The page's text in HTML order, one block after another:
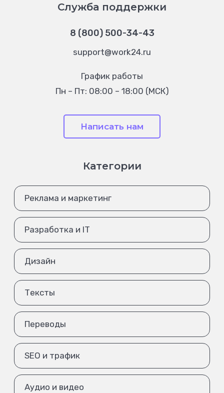
Служба поддержки
8 (800) 500-34-43
support@work24.ru
График работы
Пн – Пт: 08:00 – 18:00 (МСК)
Написать нам
Категории
Реклама и маркетинг
Разработка и IT
Дизайн
Тексты
Переводы
SEO и трафик
Аудио и видео